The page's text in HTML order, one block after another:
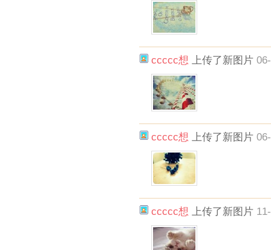
ccccc想 上传了新图片
ccccc想 上传了新图片
ccccc想 上传了新图片